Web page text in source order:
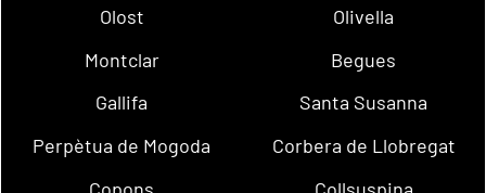
Olost
Olivella
Montclar
Begues
Gallifa
Santa Susanna
Perpètua de Mogoda
Corbera de Llobregat